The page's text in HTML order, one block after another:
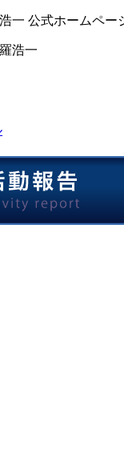
一 公式ホームペー